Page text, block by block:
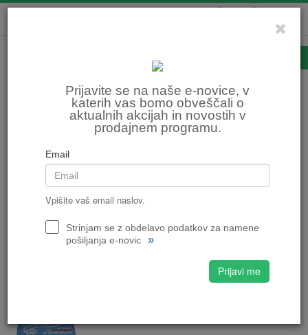
Prijavite se na naše e-novice, v
katerih vas bomo obveščali o
aktualnih akcijah in novostih v
prodajnem programu.
Email
Vpišite vaš email naslov.
Strinjam se z obdelavo podatkov za namene
pošiljanja e-novic
»
Prijavi me
MOTOCIKLIZEM Oprema za motorista Prva pomoč
Prva pomoč
PRVA POMOČ ZA MOTORISTE
9,90 €
9,90 €